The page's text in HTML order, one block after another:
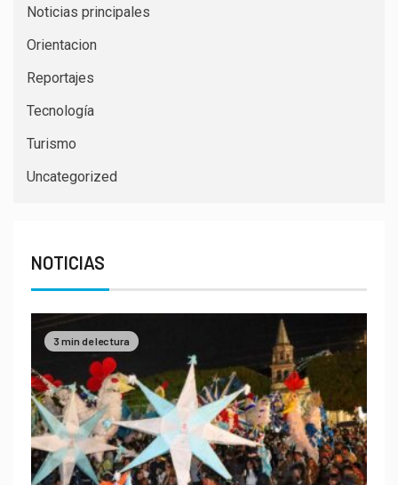
Noticias principales
Orientacion
Reportajes
Tecnología
Turismo
Uncategorized
NOTICIAS
3 min de lectura